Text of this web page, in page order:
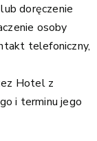
doręczenie
osoby
telefoniczny,
Hotel z
i terminu jego